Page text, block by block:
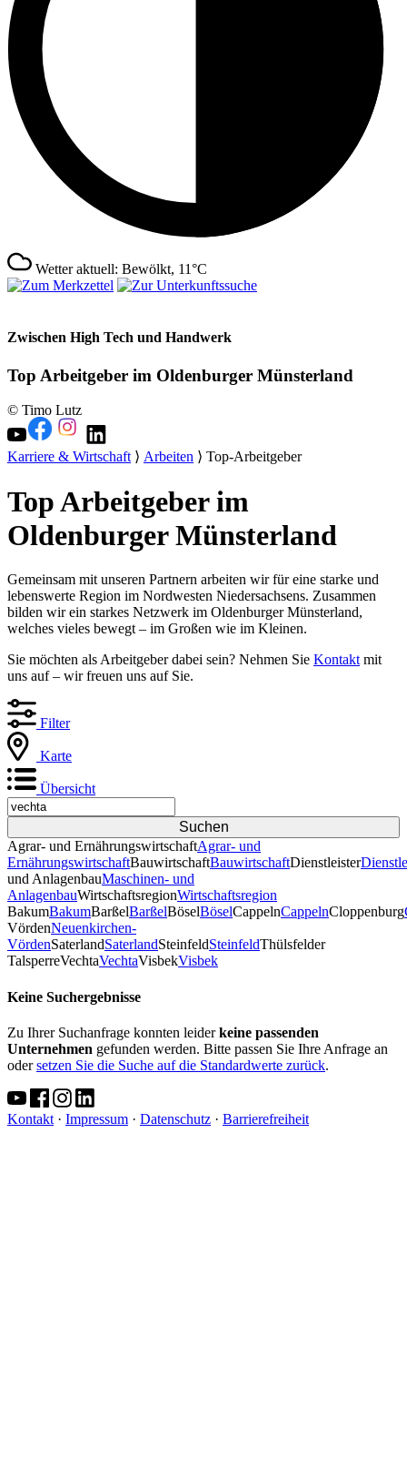
Wetter aktuell: Bewölkt, 11°C
Zwischen High Tech und Handwerk
Top Arbeitgeber im Oldenburger Münsterland
© Timo Lutz
Karriere & Wirtschaft⟩ Arbeiten ⟩ Top-Arbeitgeber
Top Arbeitgeber im
Oldenburger Münsterland
Gemeinsam mit unseren Partnern arbeiten wir für eine starke und
lebenswerte Region im Nordwesten Niedersachsens. Zusammen
bilden wir ein starkes Netzwerk im Oldenburger Münsterland,
welches vieles bewegt – im Großen wie im Kleinen.
Sie möchten als Arbeitgeber dabei sein? Nehmen Sie Kontakt mit
uns auf – wir freuen uns auf Sie.
Filter
Karte
Übersicht
Agrar- und ErnährungswirtschaftAgrar- und
ErnährungswirtschaftBauwirtschaftBauwirtschaftDienstleister
und AnlagenbauMaschinen- und
AnlagenbauWirtschaftsregionWirtschaftsregion
BakumBakumBarßelBarßelBöselBöselCappelnCappelnCloppenburg
VördenNeuenkirchen-
VördenSaterlandSaterlandSteinfeldSteinfeldThülsfelder
TalsperreVechtaVechtaVisbekVisbek
Keine Suchergebnisse
Zu Ihrer Suchanfrage konnten leiderkeine passenden
Unternehmen gefunden werden. Bitte passen Sie Ihre Anfrage an
odersetzen Sie die Suche auf die Standardwerte zurück.
Kontakt · Impressum · Datenschutz · Barrierefreiheit